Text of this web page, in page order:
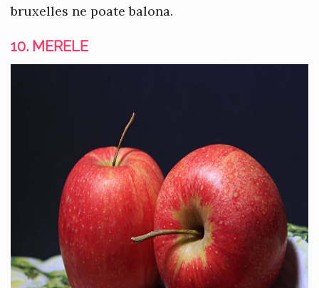
bruxelles ne poate balona.
10. MERELE